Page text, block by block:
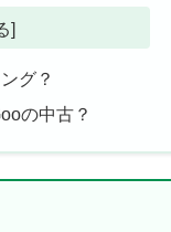
グ？
の中古？